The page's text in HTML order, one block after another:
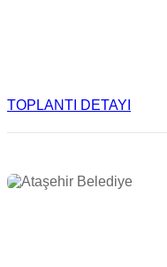
TOPLANTI DETAYI